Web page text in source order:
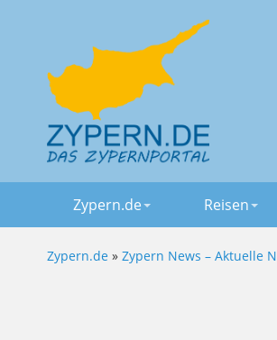
Zypern.de Reisen
Zypern.de » Zypern News – Aktuelle